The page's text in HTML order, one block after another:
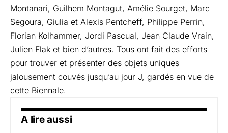
Montanari, Guilhem Montagut, Amélie Sourget, Marc
Segoura, Giulia et Alexis Pentcheff, Philippe Perrin,
Florian Kolhammer, Jordi Pascual, Jean Claude Vrain,
Julien Flak et bien d’autres. Tous ont fait des efforts
pour trouver et présenter des objets uniques
jalousement couvés jusqu’au jour J, gardés en vue de
cette Biennale.
A lire aussi